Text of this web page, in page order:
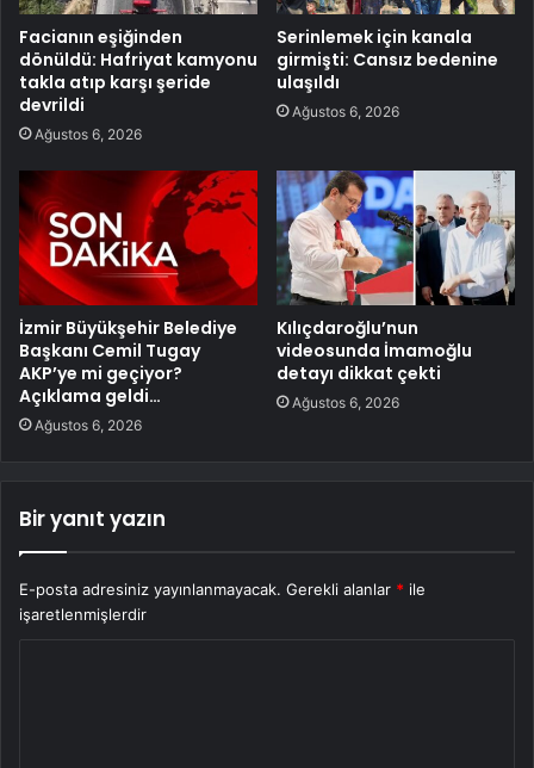
Facianın eşiğinden
dönüldü: Hafriyat kamyonu
takla atıp karşı şeride
devrildi
Ağustos 6, 2026
Serinlemek için kanala
girmişti: Cansız bedenine
ulaşıldı
Ağustos 6, 2026
İzmir Büyükşehir Belediye
Başkanı Cemil Tugay
AKP’ye mi geçiyor?
Açıklama geldi…
Ağustos 6, 2026
Kılıçdaroğlu’nun
videosunda İmamoğlu
detayı dikkat çekti
Ağustos 6, 2026
Bir yanıt yazın
E-posta adresiniz yayınlanmayacak. Gerekli alanlar * ile
işaretlenmişlerdir